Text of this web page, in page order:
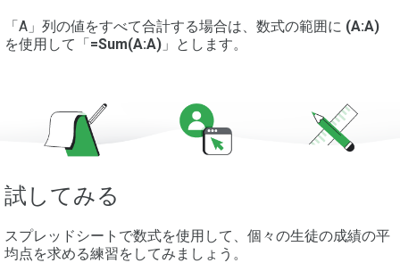
「A」列の値をすべて合計する場合は、数式の範囲に (A:A)
を使用して「=Sum(A:A) 」とします。
試してみる
スプレッドシートで数式を使用して、個々の生徒の成績の平
均点を求める練習をしてみましょう。